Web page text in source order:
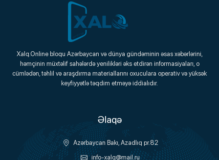
Xalq.Online
Onlayn Platforma
Xalq.Online bloqu Azərbaycan və dünya gündəminin əsas xəbərlərini,
həmçinin müxtəlif sahələrdə yenilikləri əks etdirən informasiyaları, o
cümlədən, təhlil və araşdırma materiallarını oxuculara operativ və yüksək
keyfiyyətlə təqdim etməyə iddialıdır.
Əlaqə
Azərbaycan Bakı, Azadlıq pr.82
info-xalq@mail.ru